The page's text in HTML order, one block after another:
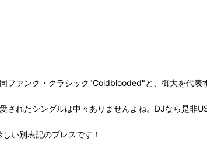
ァンク・クラシック"Coldblooded"と、御大を代表
れたシングルは中々ありませんよね。DJなら是非
い別表記のプレスです！